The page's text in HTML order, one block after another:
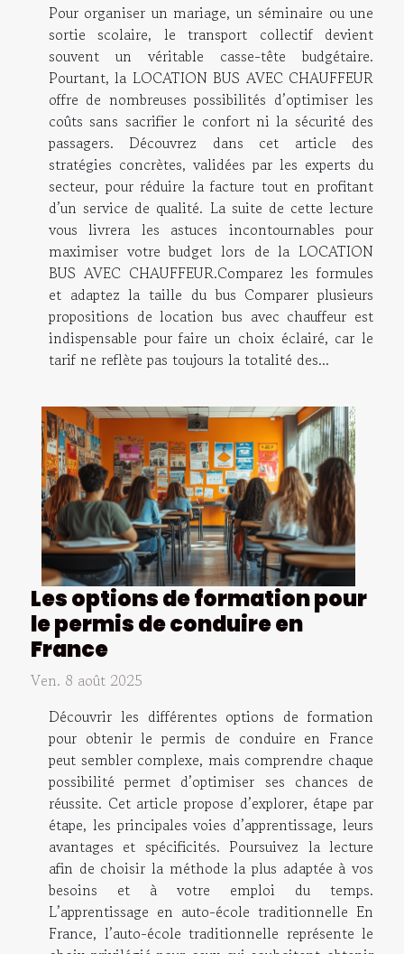
Pour organiser un mariage, un séminaire ou une
sortie scolaire, le transport collectif devient
souvent un véritable casse-tête budgétaire.
Pourtant, la LOCATION BUS AVEC CHAUFFEUR
offre de nombreuses possibilités d’optimiser les
coûts sans sacrifier le confort ni la sécurité des
passagers. Découvrez dans cet article des
stratégies concrètes, validées par les experts du
secteur, pour réduire la facture tout en profitant
d’un service de qualité. La suite de cette lecture
vous livrera les astuces incontournables pour
maximiser votre budget lors de la LOCATION
BUS AVEC CHAUFFEUR.Comparez les formules
et adaptez la taille du bus Comparer plusieurs
propositions de location bus avec chauffeur est
indispensable pour faire un choix éclairé, car le
tarif ne reflète pas toujours la totalité des...
Les options de formation pour
le permis de conduire en
France
Ven. 8 août 2025
Découvrir les différentes options de formation
pour obtenir le permis de conduire en France
peut sembler complexe, mais comprendre chaque
possibilité permet d’optimiser ses chances de
réussite. Cet article propose d’explorer, étape par
étape, les principales voies d’apprentissage, leurs
avantages et spécificités. Poursuivez la lecture
afin de choisir la méthode la plus adaptée à vos
besoins et à votre emploi du temps.
L’apprentissage en auto-école traditionnelle En
France, l’auto-école traditionnelle représente le